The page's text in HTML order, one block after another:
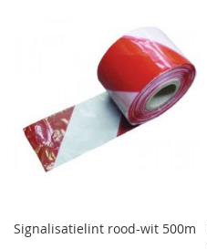
Signalisatielint rood-wit 500m